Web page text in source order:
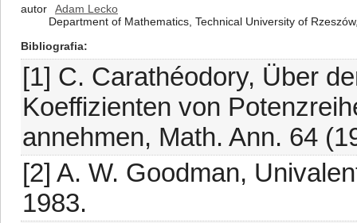
autor
Adam Lecko
Department of Mathematics, Technical University of
Bibliografia
[1] C. Carathéodory, Über
Koeffizienten von
annehmen, Math. Ann. 64
[2] A. W. Goodman,
1983.